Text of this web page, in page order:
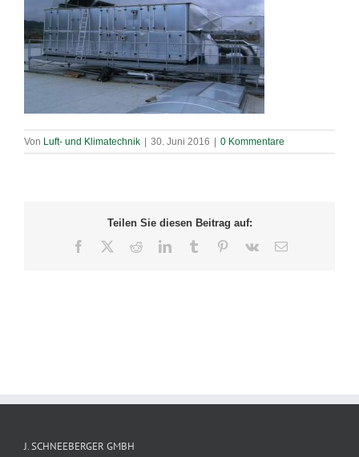
Von Luft- und Klimatechnik 30. Juni 2016 0 Kommentare
Teilen Sie diesen Beitrag auf:
Facebook RedditLinkedInTumblr Pinterest
Vk
E-
J. SCHNEEBERGER GMBH